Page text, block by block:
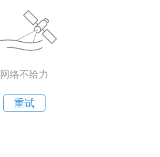
网络不给力
重试